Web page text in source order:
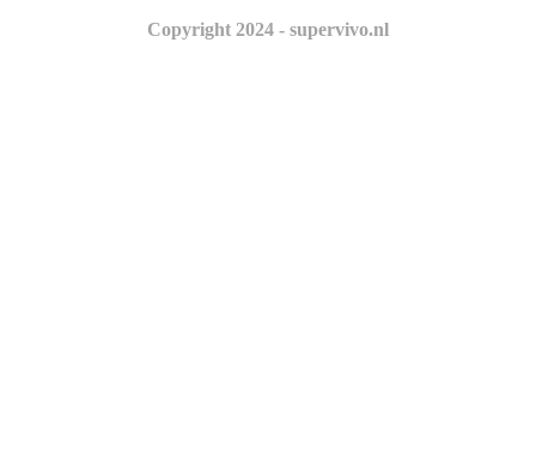
Copyright 2024 - supervivo.nl